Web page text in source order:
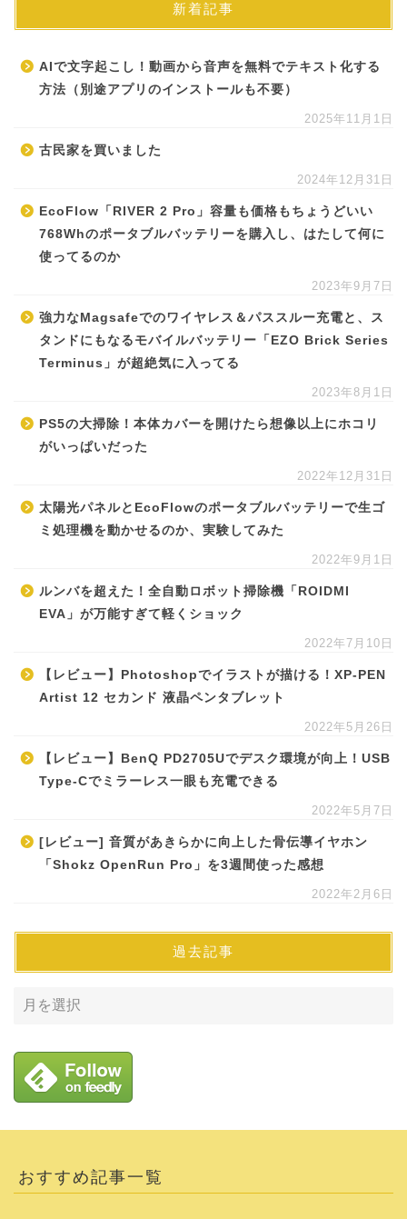
新着記事
AIで文字起こし！動画から音声を無料でテキスト化する
方法（別途アプリのインストールも不要）
2025年11月1日
古民家を買いました
2024年12月31日
EcoFlow「RIVER 2 Pro」容量も価格もちょうどいい
768Whのポータブルバッテリーを購入し、はたして何に
使ってるのか
2023年9月7日
強力なMagsafeでのワイヤレス＆パススルー充電と、ス
タンドにもなるモバイルバッテリー「EZO Brick Series
Terminus」が超絶気に入ってる
2023年8月1日
PS5の大掃除！本体カバーを開けたら想像以上にホコリ
がいっぱいだった
2022年12月31日
太陽光パネルとEcoFlowのポータブルバッテリーで生ゴ
ミ処理機を動かせるのか、実験してみた
2022年9月1日
ルンバを超えた！全自動ロボット掃除機「ROIDMI
EVA」が万能すぎて軽くショック
2022年7月10日
【レビュー】Photoshopでイラストが描ける！XP-PEN
Artist 12 セカンド 液晶ペンタブレット
2022年5月26日
【レビュー】BenQ PD2705Uでデスク環境が向上！USB
Type-Cでミラーレス一眼も充電できる
2022年5月7日
[レビュー] 音質があきらかに向上した骨伝導イヤホン
「Shokz OpenRun Pro」を3週間使った感想
2022年2月6日
過去記事
おすすめ記事一覧